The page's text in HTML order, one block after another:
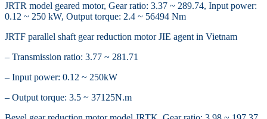
JRTR model geared motor, Gear ratio: 3.37 ~ 289.74, Input power:
0.12 ~ 250 kW, Output torque: 2.4 ~ 56494 Nm
JRTF parallel shaft gear reduction motor JIE agent in Vietnam
– Transmission ratio: 3.77 ~ 281.71
– Input power: 0.12 ~ 250kW
– Output torque: 3.5 ~ 37125N.m